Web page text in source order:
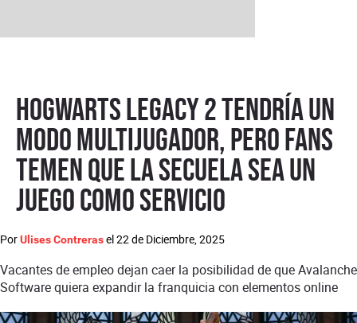
Hogwarts Legacy 2 tendría un
modo multijugador, pero fans
temen que la secuela sea un
juego como servicio
PorUlises Contrerasel22 de Diciembre, 2025
Vacantes de empleo dejan caer la posibilidad de que Avalanche
Software quiera expandir la franquicia con elementos online